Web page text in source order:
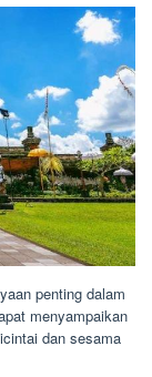
penting dalam
menyampaikan
dan sesama